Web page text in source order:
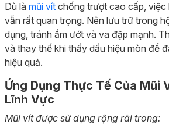
Dù là mũi vít chống trượt cao cấp, việc
vẫn rất quan trọng. Nên lưu trữ trong
dụng, tránh ẩm ướt và va đập mạnh.
và thay thế khi thấy dấu hiệu mòn để
hiệu quả.
Ứng Dụng Thực Tế Của Mũi
Lĩnh Vực
Mũi vít được sử dụng rộng rãi trong: